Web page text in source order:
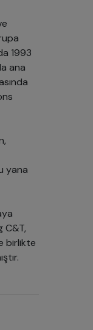
1993
ana
yana
C&T,
birlikte